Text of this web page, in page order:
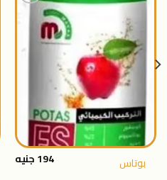
الى
بوتاس 194جنيه